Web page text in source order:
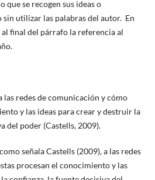
que se recogen sus ideas o
utilizar las palabras del autor. En
al final del párrafo la referencia al
las redes de comunicación y cómo
y las ideas para crear y destruir la
del poder (Castells, 2009).
señala Castells (2009), a las redes
procesan el conocimiento y las